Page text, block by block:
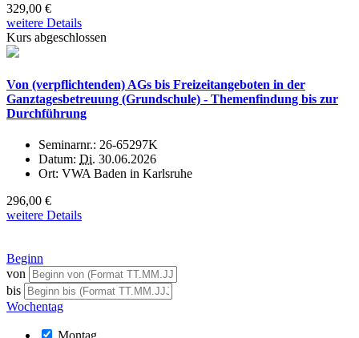
329,00 €
weitere Details
Kurs abgeschlossen
Von (verpflichtenden) AGs bis Freizeitangeboten in der
Ganztagesbetreuung (Grundschule) - Themenfindung bis zur
Durchführung
Seminarnr.: 26-65297K
Datum: Di. 30.06.2026
Ort: VWA Baden in Karlsruhe
296,00 €
weitere Details
Beginn
von
bis
Wochentag
Montag